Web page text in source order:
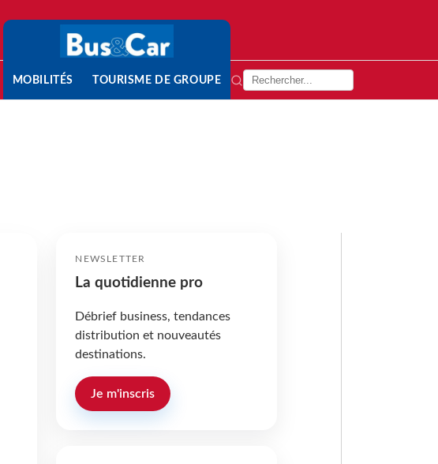
MOBILITÉS TOURISME DE GROUPE
NEWSLETTER
La quotidienne pro
Débrief business, tendances
distribution et nouveautés
destinations.
Je m'inscris